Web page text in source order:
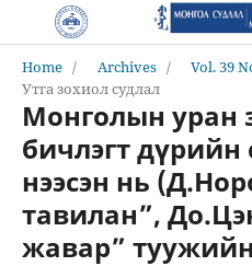
Home / Archives / Vol. 39
Утга зохиол судлал
Монголын уран
бичлэгт дүрийн
нээсэн нь
тавилан”,
жавар”